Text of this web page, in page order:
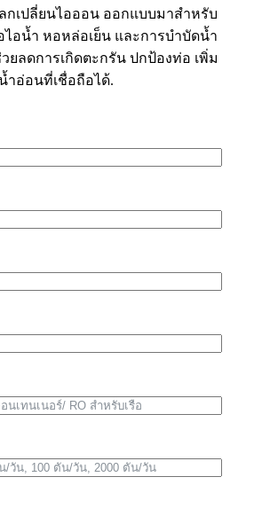
กเปลี่ยนไอออน ออกแบบมาสำหรับ
ไอน้ำ หอหล่อเย็น และการบำบัดน้ำ
ยลดการเกิดตะกรัน ปกป้องท่อ เพิ่ม
ำอ่อนที่เชื่อถือได้.